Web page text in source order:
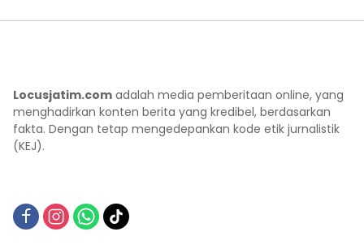
Locusjatim.com adalah media pemberitaan online, yang
menghadirkan konten berita yang kredibel, berdasarkan
fakta. Dengan tetap mengedepankan kode etik jurnalistik
(KEJ).